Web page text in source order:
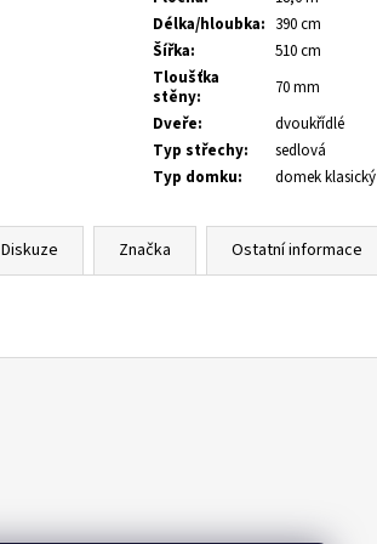
Délka/hloubka: 390 cm
Šířka:
510 cm
Tloušťka
stěny:
70 mm
Dveře:
dvoukřídlé
Typ střechy:
sedlová
Typ domku: domek klasický
Diskuze Značka Ostatní informace